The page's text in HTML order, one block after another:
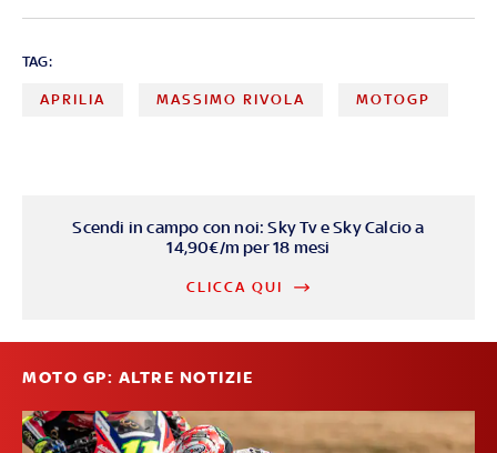
TAG:
APRILIA MASSIMO RIVOLA MOTOGP
Scendi in campo con noi: Sky Tv e Sky Calcio a
14,90€/m per 18 mesi
CLICCA QUI
MOTO GP: ALTRE NOTIZIE